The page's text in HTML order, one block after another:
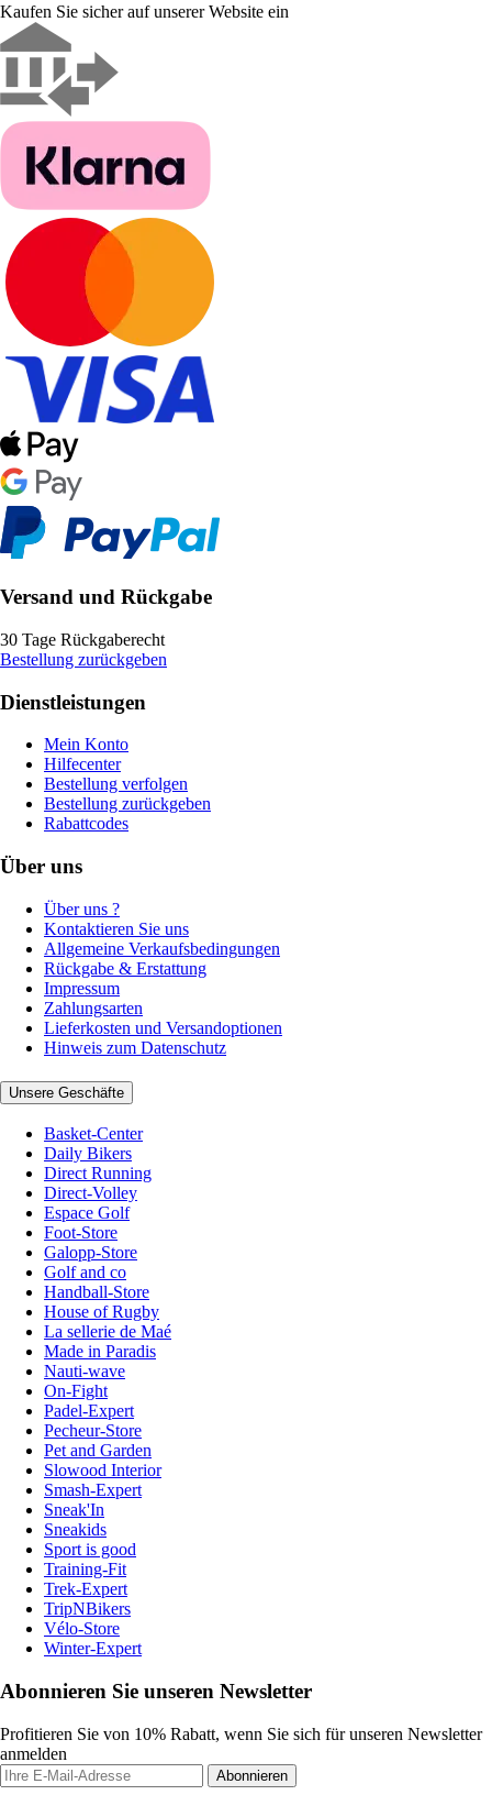
Kaufen Sie sicher auf unserer Website ein
Versand und Rückgabe
30 Tage Rückgaberecht
Bestellung zurückgeben
Dienstleistungen
Mein Konto
Hilfecenter
Bestellung verfolgen
Bestellung zurückgeben
Rabattcodes
Über uns
Über uns ?
Kontaktieren Sie uns
Allgemeine Verkaufsbedingungen
Rückgabe & Erstattung
Impressum
Zahlungsarten
Lieferkosten und Versandoptionen
Hinweis zum Datenschutz
Unsere Geschäfte
Basket-Center
Daily Bikers
Direct Running
Direct-Volley
Espace Golf
Foot-Store
Galopp-Store
Golf and co
Handball-Store
House of Rugby
La sellerie de Maé
Made in Paradis
Nauti-wave
On-Fight
Padel-Expert
Pecheur-Store
Pet and Garden
Slowood Interior
Smash-Expert
Sneak'In
Sneakids
Sport is good
Training-Fit
Trek-Expert
TripNBikers
Vélo-Store
Winter-Expert
Abonnieren Sie unseren Newsletter
Profitieren Sie von 10% Rabatt, wenn Sie sich für unseren Newsletter
anmelden
Abonnieren